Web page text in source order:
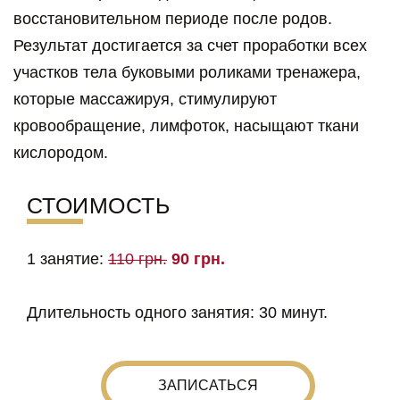
восстановительном периоде после родов.
Результат достигается за счет проработки всех
участков тела буковыми роликами тренажера,
которые массажируя, стимулируют
кровообращение, лимфоток, насыщают ткани
кислородом.
СТОИМОСТЬ
1 занятие: 110 грн. 90 грн.
Длительность одного занятия: 30 минут.
ЗАПИСАТЬСЯ